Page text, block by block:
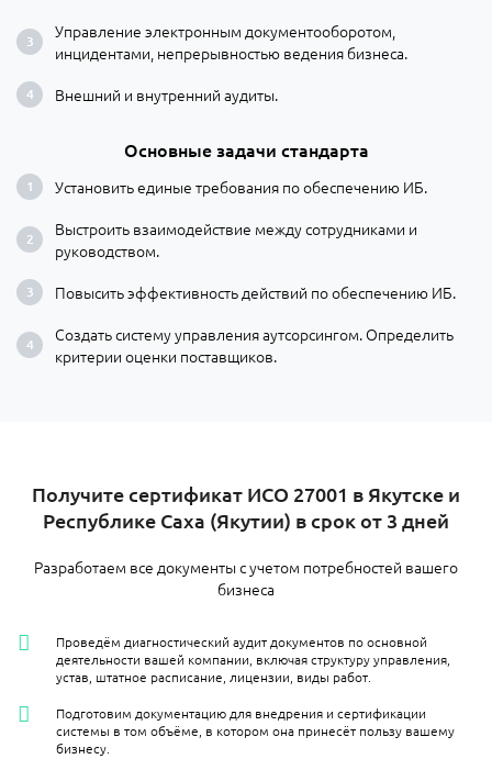
Управление электронным документооборотом,
инцидентами, непрерывностью ведения бизнеса.
Внешний и внутренний аудиты.
Основные задачи стандарта
Установить единые требования по обеспечению ИБ.
Выстроить взаимодействие между сотрудниками и
руководством.
Повысить эффективность действий по обеспечению ИБ.
Создать систему управления аутсорсингом. Определить
критерии оценки поставщиков.
​Получите сертификат ИСО 27001 в Якутске и
Республике Саха (Якутии) в срок от 3 дней
Разработаем все документы с учетом потребностей вашего
бизнеса
Проведём диагностический аудит документов по основной
деятельности вашей компании, включая структуру управления,
устав, штатное расписание, лицензии, виды работ.
Подготовим документацию для внедрения и сертификации
системы в том объёме, в котором она принесёт пользу вашему
бизнесу.